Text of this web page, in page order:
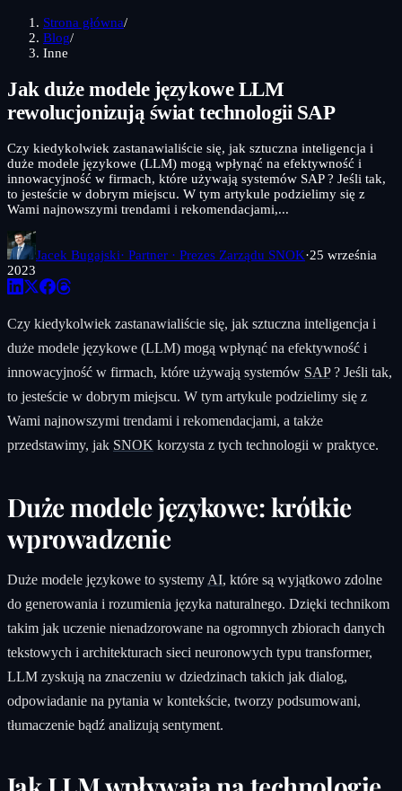
Strona główna/
Blog/
Inne
Jak duże modele językowe LLM
rewolucjonizują świat technologii SAP
Czy kiedykolwiek zastanawialiście się, jak sztuczna inteligencja i
duże modele językowe (LLM) mogą wpłynąć na efektywność i
innowacyjność w firmach, które używają systemów SAP ? Jeśli tak,
to jesteście w dobrym miejscu. W tym artykule podzielimy się z
Wami najnowszymi trendami i rekomendacjami,...
Jacek Bugajski· Partner · Prezes Zarządu SNOK·25 września
2023
Czy kiedykolwiek zastanawialiście się, jak sztuczna inteligencja i
duże modele językowe (LLM) mogą wpłynąć na efektywność i
innowacyjność w firmach, które używają systemów SAP? Jeśli tak,
to jesteście w dobrym miejscu. W tym artykule podzielimy się z
Wami najnowszymi trendami i rekomendacjami, a także
przedstawimy, jak SNOK korzysta z tych technologii w praktyce.
Duże modele językowe: krótkie
wprowadzenie
Duże modele językowe to systemy AI, które są wyjątkowo zdolne
do generowania i rozumienia języka naturalnego. Dzięki technikom
takim jak uczenie nienadzorowane na ogromnych zbiorach danych
tekstowych i architekturach sieci neuronowych typu transformer,
LLM zyskują na znaczeniu w dziedzinach takich jak dialog,
odpowiadanie na pytania w kontekście, tworzy podsumowani,
tłumaczenie bądź analizują sentyment.